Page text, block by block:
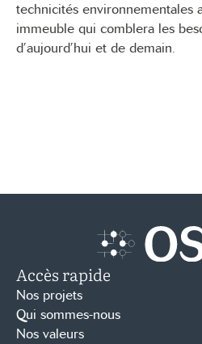
technicités environnementales
immeuble qui comblera les
d’aujourd’hui et de demain.
Accueil – Osae
Accès rapide
Nos projets
Qui sommes-nous
Nos valeurs